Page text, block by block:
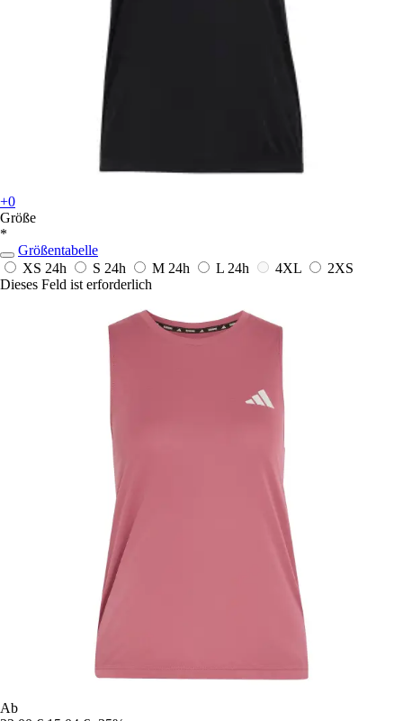
+0
Größe
*
Größentabelle
XS 24h S 24h M 24h L 24h 4XL
2XS
Dieses Feld ist erforderlich
Ab